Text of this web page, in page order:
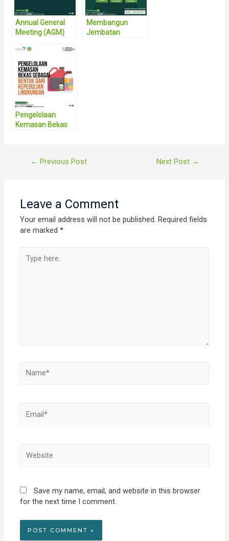
Annual General
Meeting (AGM)
Membangun
Jembatan
Pengelolaan
Kemasan Bekas
Lingkungan
Post
← Previous Post Next Post →
Leave a Comment
Your email address will not be published. Required fields
are marked*
here..
Save my name, email, and website in this browser
for the next time I comment.